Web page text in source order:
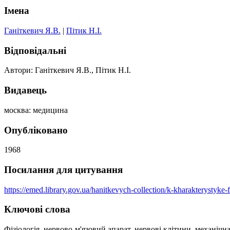
Імена
Ганіткевич Я.В. | Пітик Н.І.
Відповідальні
Автори: Ганіткевич Я.В., Пітик Н.І.
Видавець
москва: медицина
Опубліковано
1968
Посилання для цитування
https://emed.library.gov.ua/hanitkevych-collection/k-
Ключові слова